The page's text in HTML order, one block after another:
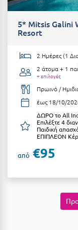
Νάξος
Νάουσα
Ναυπακτία
Ναύπλιο
Νέα Μάκρη
Νέα Στύρα Εύβοιας
Νέοι Πόροι Πιερίας
Ξ
5* Mitsis Galini
Resort
2 Ημέρες (1
2 άτομα + 1
+ επιλογές
Πρωινό /
έως 18/10/
ΔΩΡΟ το All
Επιλέξτε 4
Παιδική
ΕΠΙΠΛΕΟΝ
από €95